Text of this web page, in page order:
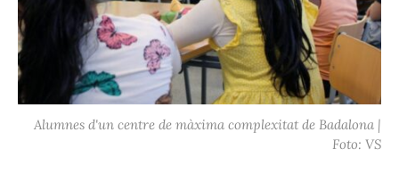
Alumnes d'un centre de màxima complexitat de Badalona |
Foto: VS